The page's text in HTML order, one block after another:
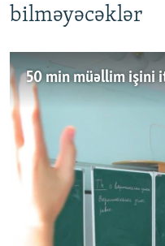
bilməyəcəklər